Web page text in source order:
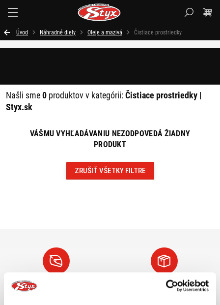
Úvod Náhradné diely Oleje a mazivá Čistiace prostriedky
Našli sme0 produktov v kategórii:Čistiace prostriedky |
Styx.sk
VÁŠMU VYHĽADÁVANIU NEZODPOVEDÁ ŽIADNY
PRODUKT
ZRUŠIŤ VŠETKY FILTRE
Najväčší výber moto
Doprava ZADARMO pre